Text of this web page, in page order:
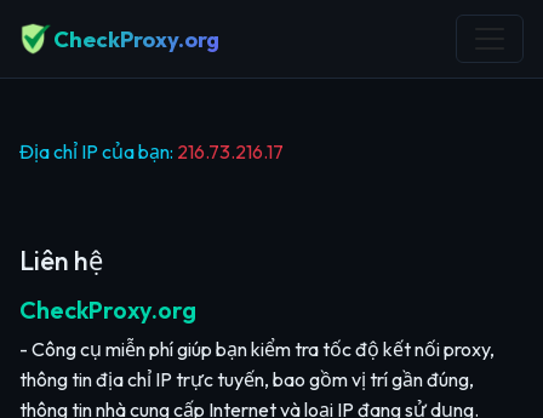
CheckProxy.org
Địa chỉ IP của bạn: 216.73.216.17
Liên hệ
CheckProxy.org
- Công cụ miễn phí giúp bạn kiểm tra tốc độ kết nối proxy,
thông tin địa chỉ IP trực tuyến, bao gồm vị trí gần đúng,
thông tin nhà cung cấp Internet và loại IP đang sử dụng.